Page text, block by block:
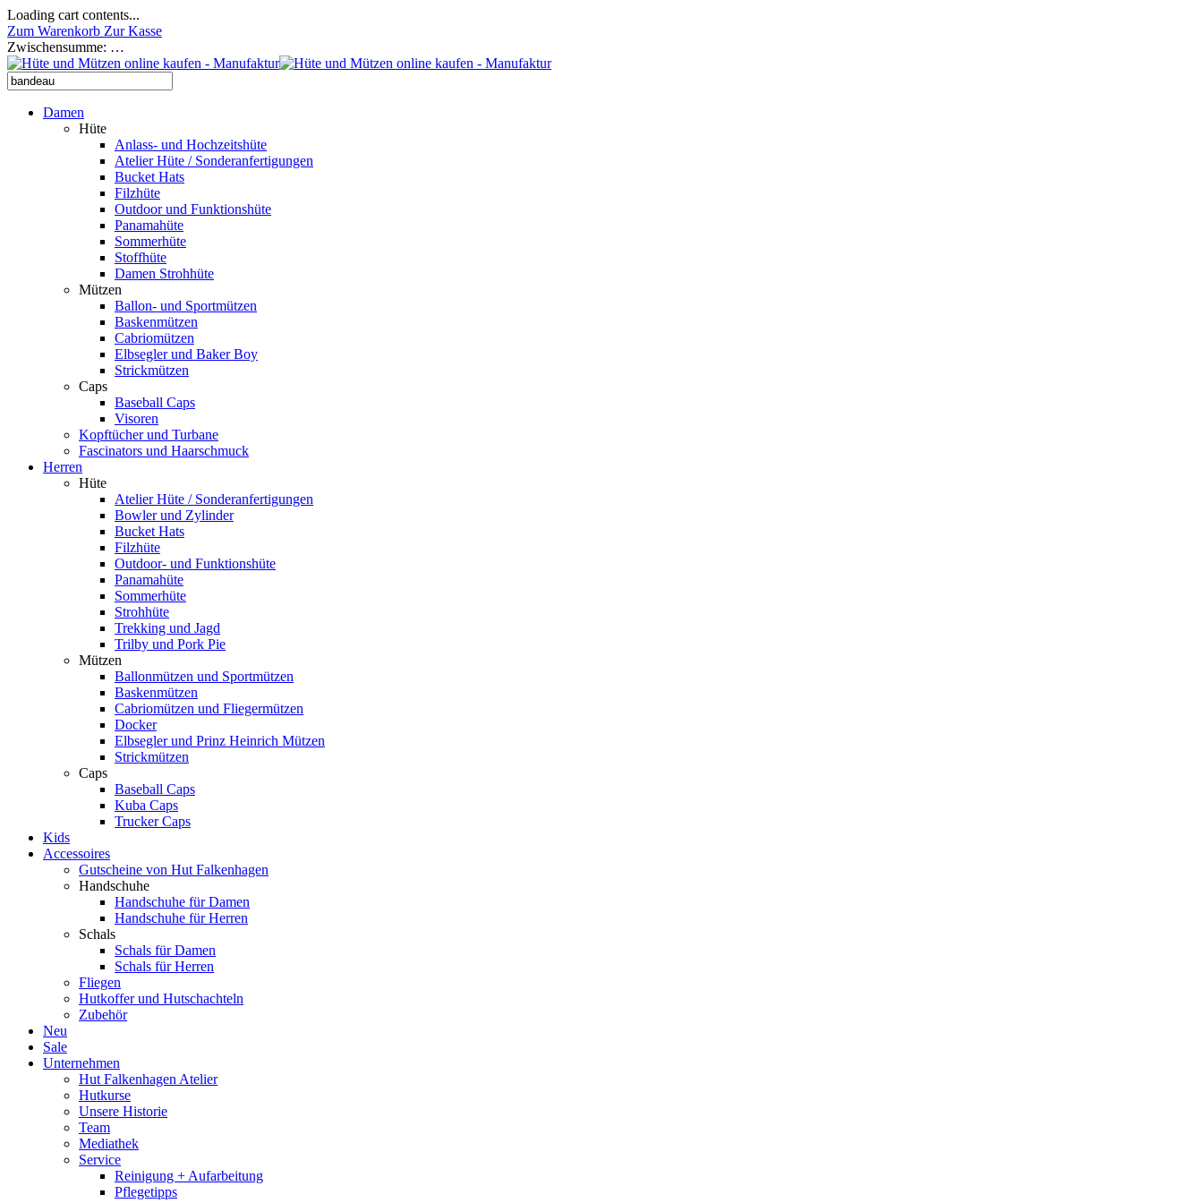
Loading cart contents...
Zum Warenkorb Zur Kasse
Zwischensumme: …
Damen
Hüte
Anlass- und Hochzeitshüte
Atelier Hüte / Sonderanfertigungen
Bucket Hats
Filzhüte
Outdoor und Funktionshüte
Panamahüte
Sommerhüte
Stoffhüte
Damen Strohhüte
Mützen
Ballon- und Sportmützen
Baskenmützen
Cabriomützen
Elbsegler und Baker Boy
Strickmützen
Caps
Baseball Caps
Visoren
Kopftücher und Turbane
Fascinators und Haarschmuck
Herren
Hüte
Atelier Hüte / Sonderanfertigungen
Bowler und Zylinder
Bucket Hats
Filzhüte
Outdoor- und Funktionshüte
Panamahüte
Sommerhüte
Strohhüte
Trekking und Jagd
Trilby und Pork Pie
Mützen
Ballonmützen und Sportmützen
Baskenmützen
Cabriomützen und Fliegermützen
Docker
Elbsegler und Prinz Heinrich Mützen
Strickmützen
Caps
Baseball Caps
Kuba Caps
Trucker Caps
Kids
Accessoires
Gutscheine von Hut Falkenhagen
Handschuhe
Handschuhe für Damen
Handschuhe für Herren
Schals
Schals für Damen
Schals für Herren
Fliegen
Hutkoffer und Hutschachteln
Zubehör
Neu
Sale
Unternehmen
Hut Falkenhagen Atelier
Hutkurse
Unsere Historie
Team
Mediathek
Service
Reinigung + Aufarbeitung
Pflegetipps